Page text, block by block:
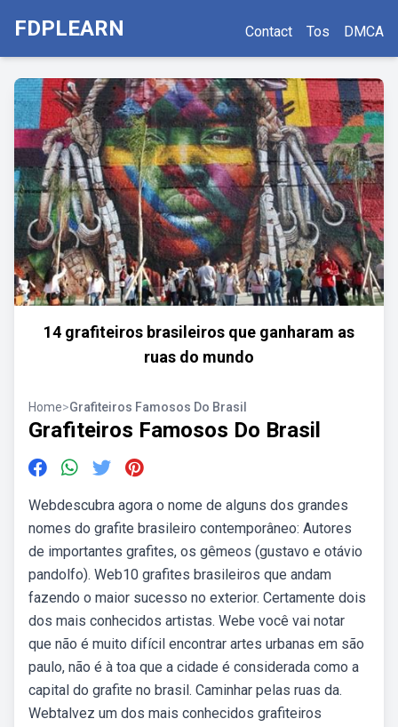
FDPLEARN Contact Tos DMCA
14 grafiteiros brasileiros que ganharam as
ruas do mundo
Home>Grafiteiros Famosos Do Brasil
Grafiteiros Famosos Do Brasil
Webdescubra agora o nome de alguns dos grandes
nomes do grafite brasileiro contemporâneo: Autores
de importantes grafites, os gêmeos (gustavo e otávio
pandolfo). Web10 grafites brasileiros que andam
fazendo o maior sucesso no exterior. Certamente dois
dos mais conhecidos artistas. Webe você vai notar
que não é muito difícil encontrar artes urbanas em são
paulo, não é à toa que a cidade é considerada como a
capital do grafite no brasil. Caminhar pelas ruas da.
Webtalvez um dos mais conhecidos grafiteiros